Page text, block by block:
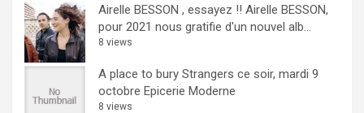
Airelle BESSON , essayez !! Airelle BESSON,
pour 2021 nous gratifie d'un nouvel alb...
8 views
A place to bury Strangers ce soir, mardi 9
octobre Epicerie Moderne
8 views